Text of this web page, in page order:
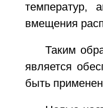
температур,
вмещения
Таким
является
быть